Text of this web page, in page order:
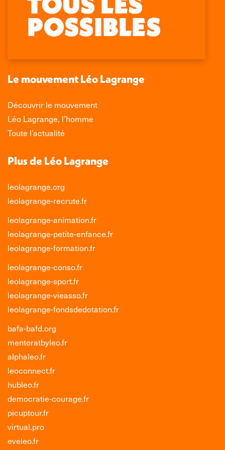
Facebook
s'ouvre
une
fenêtre
page
X
s'ouvre
une
fenêtre
page
LinkedIn
s'ouvre
une
fenêtre
page
Instagram
s'ouvre
une
nouvelle
fenêtre
Le mouvement Léo Lagrange
Découvrir le mouvement
Léo Lagrange, l’homme
Toute l’actualité
Plus de Léo Lagrange
leolagrange.org
leolagrange-recrute.fr
leolagrange-animation.fr
leolagrange-petite-enfance.fr
leolagrange-formation.fr
leolagrange-conso.fr
leolagrange-sport.fr
leolagrange-vieasso.fr
leolagrange-fondsdedotation.fr
bafa-bafd.org
mentoratbyleo.fr
alphaleo.fr
leoconnect.fr
hubleo.fr
democratie-courage.fr
picuptour.fr
virtual.pro
eveleo.fr